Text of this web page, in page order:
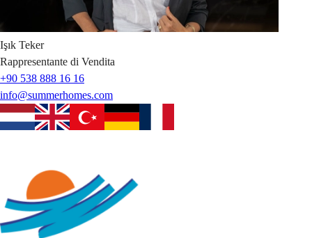
Işık Teker
Rappresentante di Vendita
+90 538 888 16 16
info@summerhomes.com